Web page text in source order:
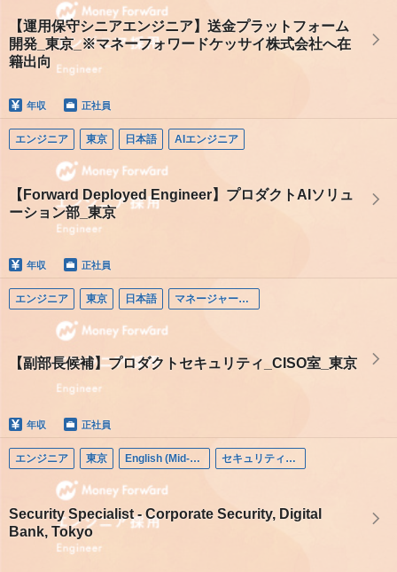
【運用保守シニアエンジニア】送金プラットフォーム
開発_東京_※マネーフォワードケッサイ株式会社へ在
籍出向
年収 正社員
エンジニア 東京 日本語 AIエンジニア
【Forward Deployed Engineer】プロダクトAIソリュ
ーション部_東京
年収 正社員
エンジニア 東京 日本語 マネージャー（エンジニア）
【副部長候補】プロダクトセキュリティ_CISO室_東京
年収 正社員
エンジニア 東京 English (Mid-career) セキュリティエンジニア
Security Specialist - Corporate Security, Digital
Bank, Tokyo